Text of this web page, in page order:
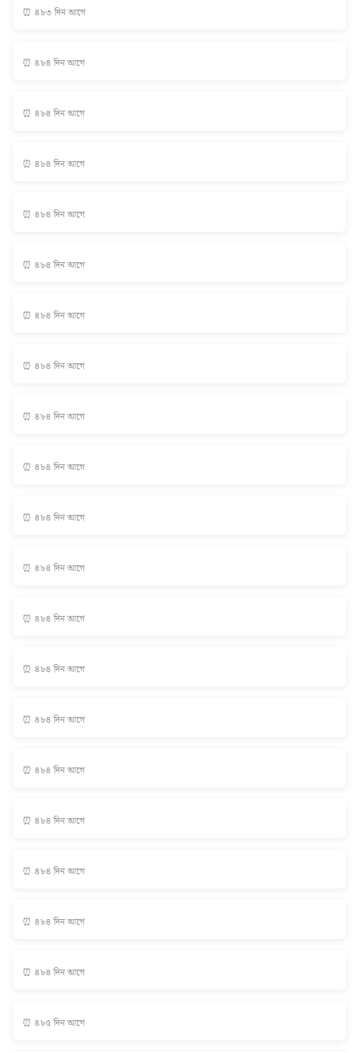
⏰ ৪৮৩ দিন আগে
⏰ ৪৮৪ দিন আগে
⏰ ৪৮৪ দিন আগে
⏰ ৪৮৪ দিন আগে
⏰ ৪৮৪ দিন আগে
⏰ ৪৮৪ দিন আগে
⏰ ৪৮৪ দিন আগে
⏰ ৪৮৪ দিন আগে
⏰ ৪৮৪ দিন আগে
⏰ ৪৮৪ দিন আগে
⏰ ৪৮৪ দিন আগে
⏰ ৪৮৪ দিন আগে
⏰ ৪৮৪ দিন আগে
⏰ ৪৮৪ দিন আগে
⏰ ৪৮৪ দিন আগে
⏰ ৪৮৪ দিন আগে
⏰ ৪৮৪ দিন আগে
⏰ ৪৮৪ দিন আগে
⏰ ৪৮৪ দিন আগে
⏰ ৪৮৪ দিন আগে
⏰ ৪৮৫ দিন আগে